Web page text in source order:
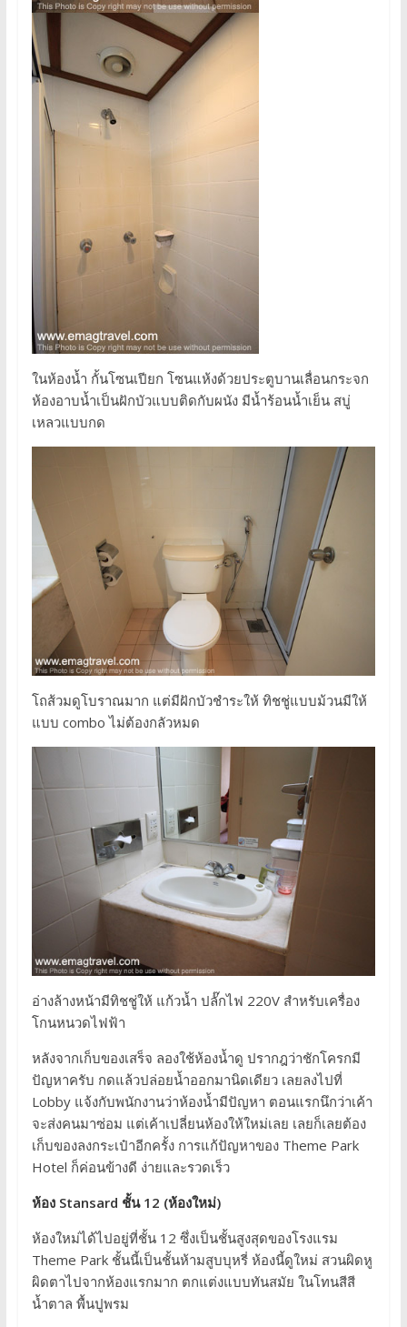
ในห้องน้ำ กั้นโซนเปียก โซนแห้งด้วยประตูบานเลื่อนกระจก
ห้องอาบน้ำเป็นฝักบัวแบบติดกับผนัง มีน้ำร้อนน้ำเย็น สบู่
เหลวแบบกด
โถส้วมดูโบราณมาก แต่มีฝักบัวชำระให้ ทิชชู่แบบม้วนมีให้
แบบ combo ไม่ต้องกลัวหมด
อ่างล้างหน้ามีทิชชู่ให้ แก้วน้ำ ปลั๊กไฟ 220V สำหรับเครื่อง
โกนหนวดไฟฟ้า
หลังจากเก็บของเสร็จ ลองใช้ห้องน้ำดู ปรากฎว่าชักโครกมี
ปัญหาครับ กดแล้วปล่อยน้ำออกมานิดเดียว เลยลงไปที่
Lobby แจ้งกับพนักงานว่าห้องน้ำมีปัญหา ตอนแรกนึกว่าเค้า
จะส่งคนมาซ่อม แต่เค้าเปลี่ยนห้องให้ใหม่เลย เลยก็เลยต้อง
เก็บของลงกระเป๋าอีกครั้ง การแก้ปัญหาของ Theme Park
Hotel ก็ค่อนข้างดี ง่ายและรวดเร็ว
ห้อง Stansard ชั้น 12 (ห้องใหม่)
ห้องใหม่ได้ไปอยู่ที่ชั้น 12 ซึ่งเป็นชั้นสูงสุดของโรงแรม
Theme Park ชั้นนี้เป็นชั้นห้ามสูบบุหรี่ ห้องนี้ดูใหม่ สวนผิดหู
ผิดตาไปจากห้องแรกมาก ตกแต่งแบบทันสมัย ในโทนสีสี
น้ำตาล พื้นปูพรม